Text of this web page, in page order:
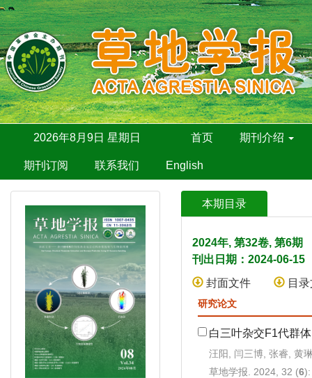
2026年8月9日 星期日 首页 期刊介绍
期刊订阅 联系我们 English
本期目录
2024年, 第32卷, 第6
刊出日期：2024-06-15
封面文件
目
研究论文
白三叶杂交F1代群
汪阳, 闫三博, 张睿, 黄
草地学报. 2024, 32 (6